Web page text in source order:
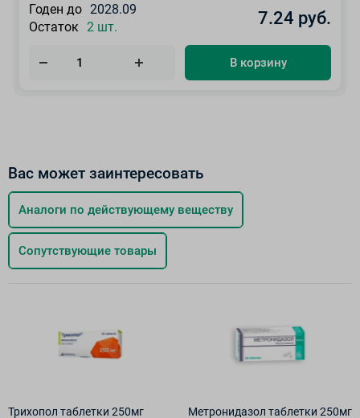
Годен до 2028.09
Остаток
2 шт. 7.24 руб.
В корзину
Вас может заинтересовать
Аналоги по действующему веществу
Сопутствующие товары
Трихопол таблетки 250мг Метронидазол таблетки 250мг